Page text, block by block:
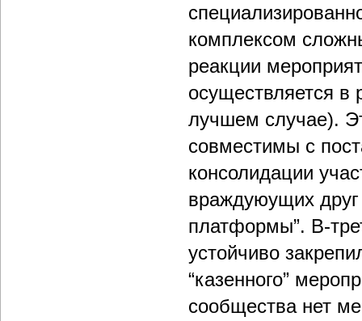
комплексом
реакции
осуществляется в
лучшем случае).
совместимы с
консолидации
враждуюущих
платформы”. В-
устойчиво
“казенного”
сообщества нет